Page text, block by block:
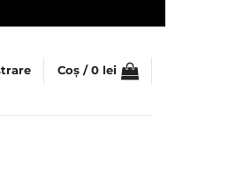
Coș / 0 lei